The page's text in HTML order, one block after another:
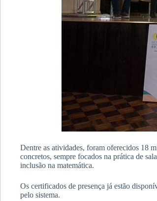
Dentre as atividades, foram oferecidos 18
concretos, sempre focados na prática de
inclusão na matemática.
Os certificados de presença já estão
pelo sistema.